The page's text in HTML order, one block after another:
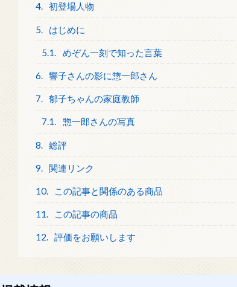
4. 初登場人物
5. はじめに
5.1. めぞん一刻で知った言葉
6. 響子さんの影に惣一郎さん
7. 郁子ちゃんの家庭教師
7.1. 惣一郎さんの写真
8. 総評
9. 関連リンク
10. この記事と関係のある商品
11. この記事の商品
12. 評価をお願いします